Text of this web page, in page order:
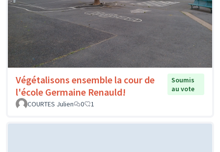
Végétalisons ensemble la cour de
l'école Germaine Renauld!
Soumis
au vote
COURTES Julien
0 1